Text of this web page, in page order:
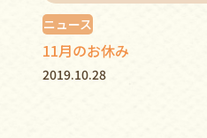
ニュース
11月のお休み
2019.10.28